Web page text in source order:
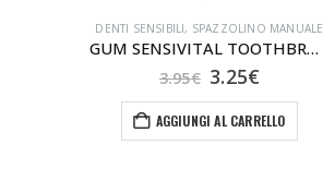
DENTI SENSIBILI, SPAZZOLINO MANUALE
GUM SENSIVITAL TOOTHBRUSH (BLISTER)
3.95€ Il
originale
era:
3.25€Il
attuale
è:
AGGIUNGI AL CARRELLO